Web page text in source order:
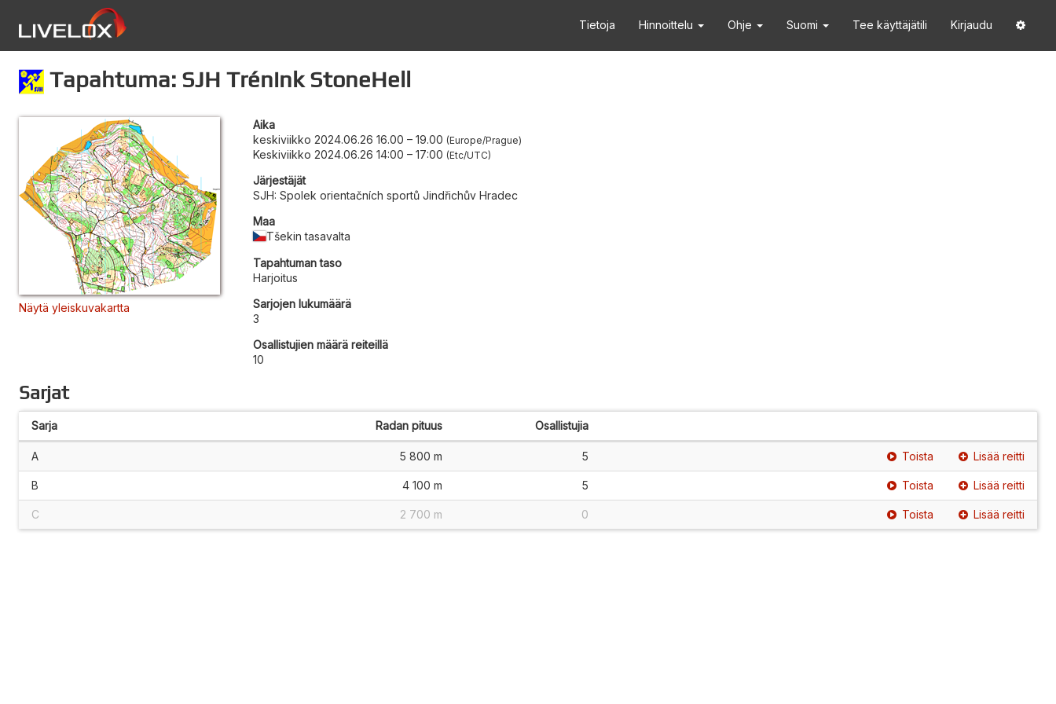
Tietoja Hinnoittelu Ohje Suomi Tee käyttäjätili Kirjaudu
Tapahtuma: SJH Trénink StoneHell
Näytä yleiskuvakartta
Aika
keskiviikko 2024.06.26 16.00 – 19.00 Europe/Prague
Keskiviikko 2024.06.26 14:00 – 17:00 Etc/UTC
Järjestäjät
SJH: Spolek orientačních sportů Jindřichův Hradec
Maa
Tšekin tasavalta
Tapahtuman taso
Harjoitus
Sarjojen lukumäärä
3
Osallistujien määrä reiteillä
10
Sarjat
Sarja Radan pituus Osallistujia
A 5 800 m 5 Toista Lisää reitti
B 4 100 m 5 Toista Lisää reitti
C 2 700 m 0 Toista Lisää reitti